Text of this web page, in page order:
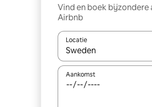
Vind en boek
Airbnb
Locatie
Wanneer er resultaten
Aankomst